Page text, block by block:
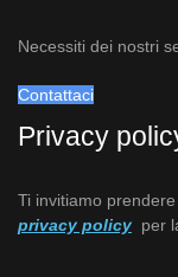
Necessiti dei nostri
Contattaci
Privacy
Ti invitiamo
privacy policy per